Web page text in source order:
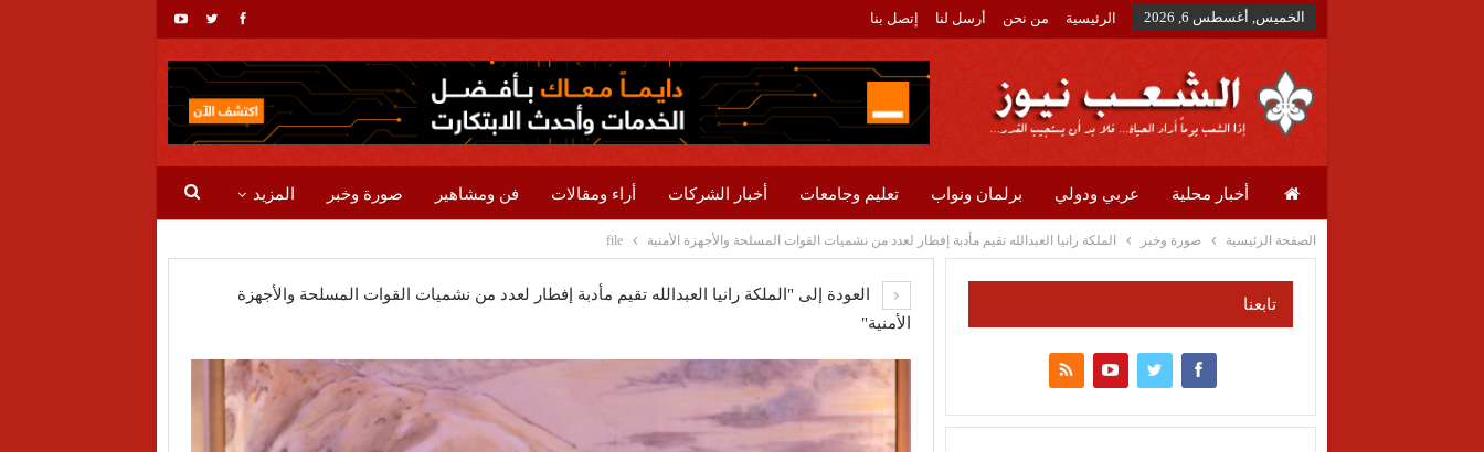
الخميس, أغسطس 6, 2026 الرئيسية من نحن أرسل لنا إتصل بنا
أخبار محلية عربي ودولي برلمان ونواب تعليم وجامعات أخبار الشركات أراء ومقالات فن ومشاهير صورة وخبر المزيد
الصفحة الرئيسية صورة وخبر الملكة رانيا العبدالله تقيم مأدبة إفطار لعدد من نشميات القوات المسلحة والأجهزة الأمنية file
العودة إلى "الملكة رانيا العبدالله تقيم مأدبة إفطار لعدد من نشميات القوات المسلحة والأجهزة
الأمنية"
تابعنا